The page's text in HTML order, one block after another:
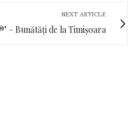
NEXT ARTICLE
– Bunătăți de la Timișoara